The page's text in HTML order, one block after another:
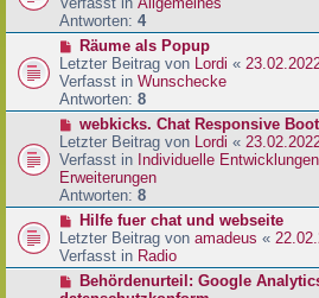
i
t
a
g
e
r
B
e
i
t
a
g
Antworten: 4
N
e
u
e
r
B
e
i
t
r
a
g
Räume als Popup
Letzter Beitrag von Lordi «
Verfasst in Wunschecke
Antworten: 8
N
e
u
e
r
B
e
i
t
webkicks. Chat Responsive
Letzter Beitrag von Lordi «
Verfasst in Individuelle
Erweiterungen
Antworten: 8
N
e
u
e
Hilfe fuer chat und webseite
Letzter Beitrag von amadeus «
Verfasst in Radio
NBehördenurteil: Google